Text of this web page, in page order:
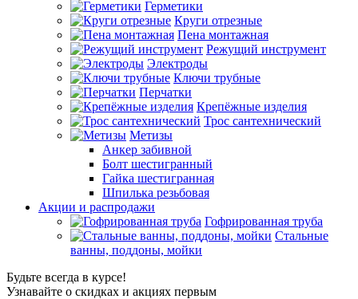
Герметики
Круги отрезные
Пена монтажная
Режущий инструмент
Электроды
Ключи трубные
Перчатки
Крепёжные изделия
Трос сантехнический
Метизы
Анкер забивной
Болт шестигранный
Гайка шестигранная
Шпилька резьбовая
Акции и распродажи
Гофрированная труба
Стальные
ванны, поддоны, мойки
Будьте всегда в курсе!
Узнавайте о скидках и акциях первым